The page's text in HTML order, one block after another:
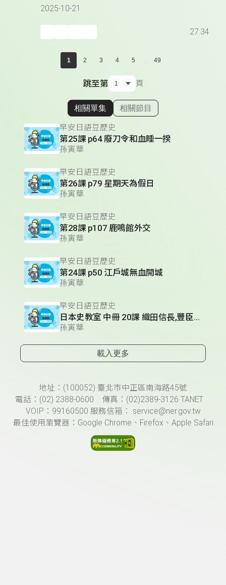
2025-10-21
27:34
1 2 3 4 5 ... 49
跳至第 頁
顯示相關單集
相關單集 相關節目
早安日語豆歷史
第25課 p64 廢刀令和血睡一揆
孫寅華
早安日語豆歷史
第26課 p79 星期天為假日
孫寅華
早安日語豆歷史
第28課 p107 鹿鳴館外交
孫寅華
早安日語豆歷史
第24課 p50 江戶城無血開城
孫寅華
早安日語豆歷史
日本史教室 中冊 20課 織田信長,豐臣秀吉,德川家康的人物性格
孫寅華
載入更多
頁尾資訊地址：(100052) 臺北市中正區南海路45號
電話：(02) 2388-0600 傳真：(02)2389-3126 TANET
VOIP：99160500 服務信箱： service@ner.gov.tw
最佳使用瀏覽器：Google Chrome、Firefox、Apple Safari